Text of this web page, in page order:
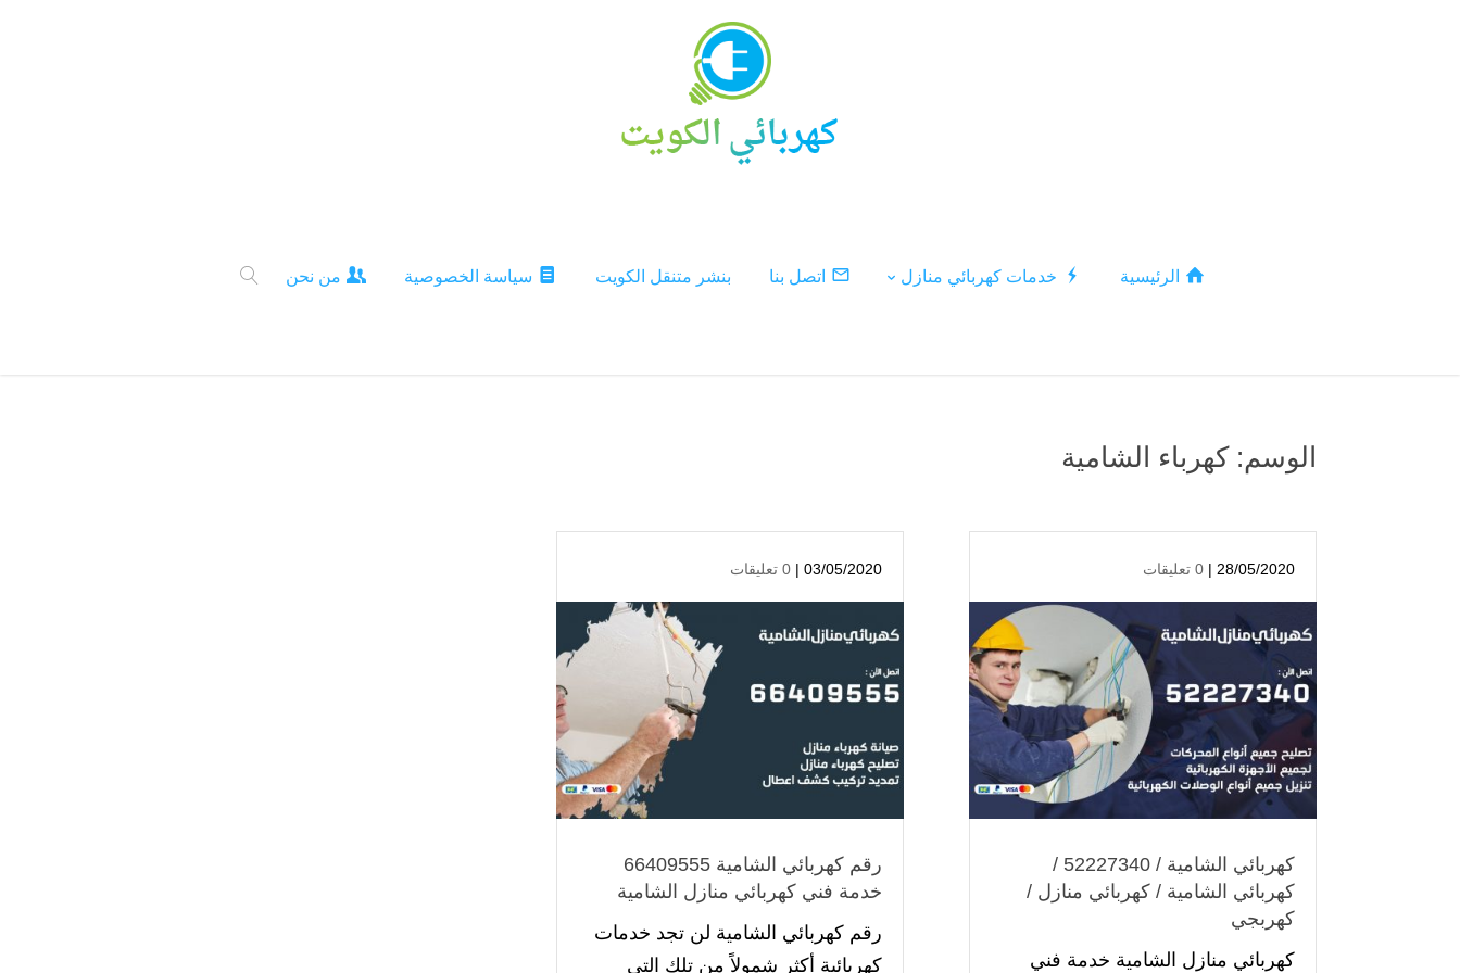
الرئيسية خدمات كهربائي منازل اتصل بنا بنشر متنقل الكويت سياسة الخصوصية من نحن
الوسم:كهرباء الشامية
28/05/2020 | 0 تعليقات
كهربائي الشامية / 52227340 /
كهربائي الشامية / كهربائي منازل /
كهربجي
كهربائي منازل الشامية خدمة فني
03/05/2020 | 0 تعليقات
رقم كهربائي الشامية 66409555
خدمة فني كهربائي منازل الشامية
رقم كهربائي الشامية لن تجد خدمات
كهربائية أكثر شمولاً من تلك التي